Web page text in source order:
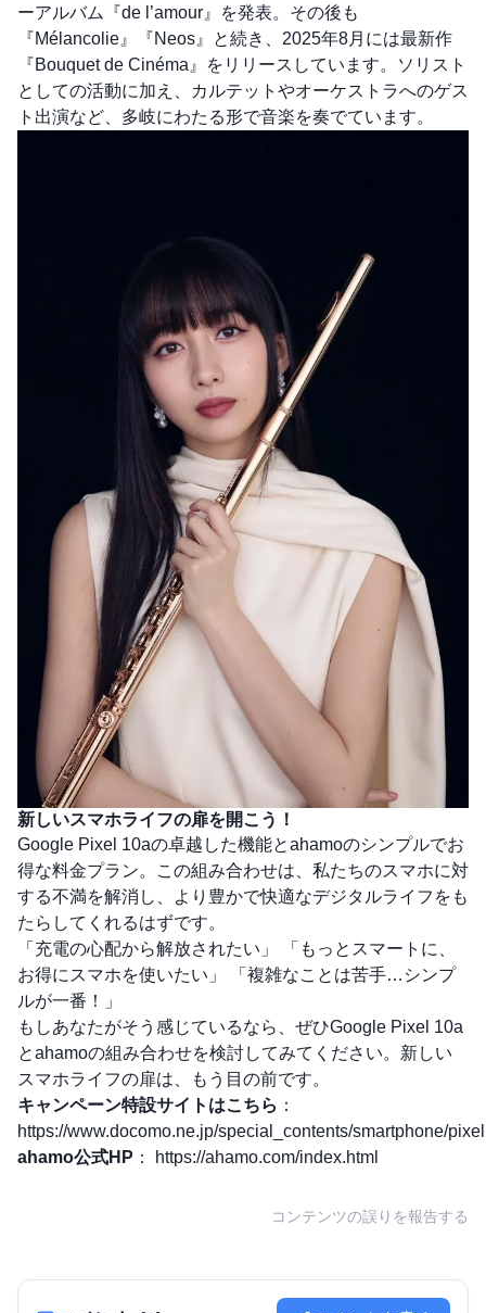
ーアルバム『de l’amour』を発表。その後も
『Mélancolie』『Neos』と続き、2025年8月には最新作
『Bouquet de Cinéma』をリリースしています。ソリスト
としての活動に加え、カルテットやオーケストラへのゲス
ト出演など、多岐にわたる形で音楽を奏でています。
新しいスマホライフの扉を開こう！
Google Pixel 10aの卓越した機能とahamoのシンプルでお
得な料金プラン。この組み合わせは、私たちのスマホに対
する不満を解消し、より豊かで快適なデジタルライフをも
たらしてくれるはずです。
「充電の心配から解放されたい」 「もっとスマートに、
お得にスマホを使いたい」 「複雑なことは苦手…シンプ
ルが一番！」
もしあなたがそう感じているなら、ぜひGoogle Pixel 10a
とahamoの組み合わせを検討してみてください。新しい
スマホライフの扉は、もう目の前です。
キャンペーン特設サイトはこちら ：
https://www.docomo.ne.jp/special_contents/smartphone/
ahamo公式HP ： https://ahamo.com/index.html
コンテンツの誤りを報告する